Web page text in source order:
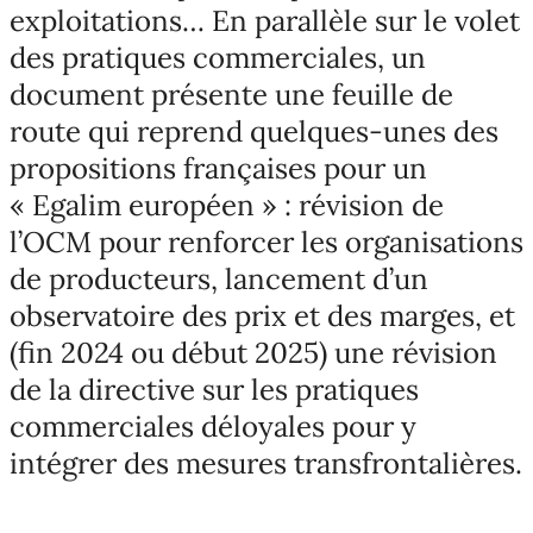
exploitations… En parallèle sur le volet
des pratiques commerciales, un
document présente une feuille de
route qui reprend quelques-unes des
propositions françaises pour un
« Egalim européen » : révision de
l’OCM pour renforcer les organisations
de producteurs, lancement d’un
observatoire des prix et des marges, et
(fin 2024 ou début 2025) une révision
de la directive sur les pratiques
commerciales déloyales pour y
intégrer des mesures transfrontalières.